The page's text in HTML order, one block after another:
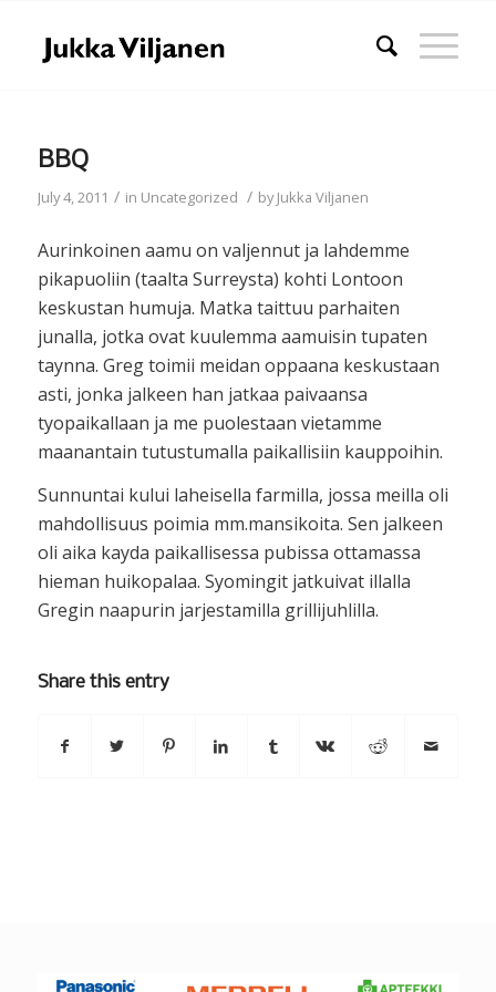
BBQ
July 4, 2011 / in Uncategorized / byJukka Viljanen
Aurinkoinen aamu on valjennut ja lahdemme
pikapuoliin (taalta Surreysta) kohti Lontoon
keskustan humuja. Matka taittuu parhaiten
junalla, jotka ovat kuulemma aamuisin tupaten
taynna. Greg toimii meidan oppaana keskustaan
asti, jonka jalkeen han jatkaa paivaansa
tyopaikallaan ja me puolestaan vietamme
maanantain tutustumalla paikallisiin kauppoihin.
Sunnuntai kului laheisella farmilla, jossa meilla oli
mahdollisuus poimia mm.mansikoita. Sen jalkeen
oli aika kayda paikallisessa pubissa ottamassa
hieman huikopalaa. Syomingit jatkuivat illalla
Gregin naapurin jarjestamilla grillijuhlilla.
Share this entry